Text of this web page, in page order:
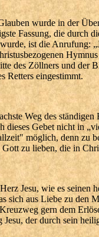
wurde in der
Fassung, die durch
ist die Anrufung:
des Zöllners und der
Retters eingestimmt.
Weg des
dieses Gebet nicht in
möglich, denn zu
zu lieben, die in
Jesu, wie es seinen
sich aus Liebe zu den
gern dem
der durch sein